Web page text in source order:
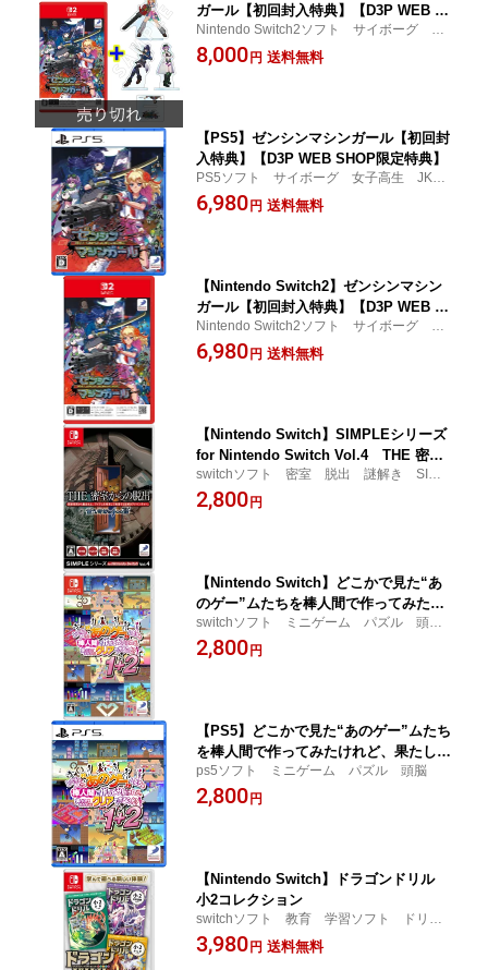
ガール【初回封入特典】【D3P WEB S
HOP限定特典】／アクリルスタンドセッ
ト
Nintendo Switch2ソフト サイボーグ 女
子高生 JK マシンガール
8,000 円 送料無料
【PS5】ゼンシンマシンガール【初回封
入特典】【D3P WEB SHOP限定特典】
PS5ソフト サイボーグ 女子高生 JK
マシンガール
6,980 円 送料無料
【Nintendo Switch2】ゼンシンマシン
ガール【初回封入特典】【D3P WEB S
HOP限定特典】
Nintendo Switch2ソフト サイボーグ 女
子高生 JK マシンガール
6,980 円 送料無料
【Nintendo Switch】SIMPLEシリーズ
for Nintendo Switch Vol.4 THE 密室
からの脱出 世にも奇妙な4つの話（エピ
ソード）
switchソフト 密室 脱出 謎解き SIMP
LE HAC-P-BLW9A
2,800 円
【Nintendo Switch】どこかで見た“あ
のゲー”ムたちを棒人間で作ってみたけ
れど、果たしてあなたはクリアできるの
か？1+2
switchソフト ミニゲーム パズル 頭
脳 HAC-P-BKRXA
2,800 円
【PS5】どこかで見た“あのゲー”ムたち
を棒人間で作ってみたけれど、果たして
あなたはクリアできるのか？1+2
ps5ソフト ミニゲーム パズル 頭脳
2,800 円
【Nintendo Switch】ドラゴンドリル
小2コレクション
switchソフト 教育 学習ソフト ドリ
ル 勉強 小学生 HAC-P-BKZ4A
3,980 円 送料無料